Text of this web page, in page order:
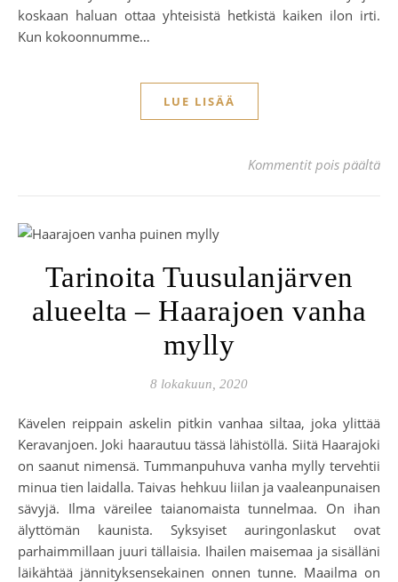
koskaan haluan ottaa yhteisistä hetkistä kaiken ilon irti.
Kun kokoonnumme…
LUE LISÄÄ
Kommentit pois päältä
Tarinoita Tuusulanjärven
alueelta – Haarajoen vanha
mylly
8 lokakuun, 2020
Kävelen reippain askelin pitkin vanhaa siltaa, joka ylittää
Keravanjoen. Joki haarautuu tässä lähistöllä. Siitä Haarajoki
on saanut nimensä. Tummanpuhuva vanha mylly tervehtii
minua tien laidalla. Taivas hehkuu liilan ja vaaleanpunaisen
sävyjä. Ilma väreilee taianomaista tunnelmaa. On ihan
älyttömän kaunista. Syksyiset auringonlaskut ovat
parhaimmillaan juuri tällaisia. Ihailen maisemaa ja sisälläni
läikähtää jännityksensekainen onnen tunne. Maailma on